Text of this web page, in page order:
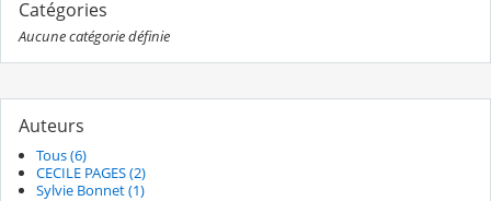
Catégories
Aucune catégorie définie
Auteurs
Tous (6)
CECILE PAGES (2)
Sylvie Bonnet (1)